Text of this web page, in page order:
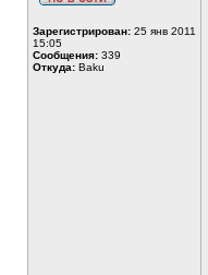
Зарегистрирован: 25 янв 2011
15:05
Сообщения: 339
Откуда: Baku